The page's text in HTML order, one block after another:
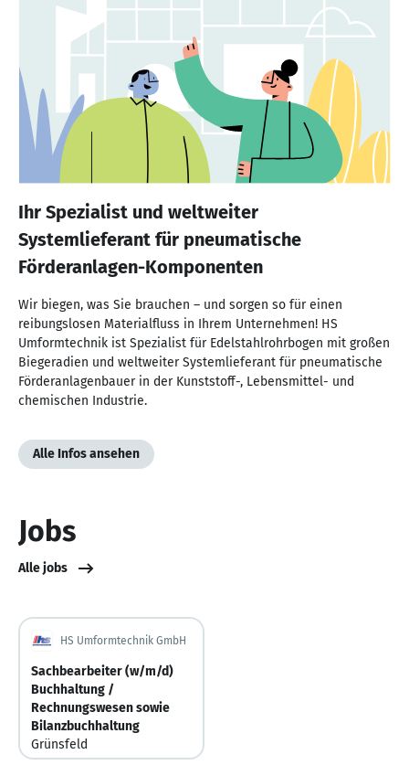
Ihr Spezialist und weltweiter
Systemlieferant für pneumatische
Förderanlagen-Komponenten
Wir biegen, was Sie brauchen – und sorgen so für einen
reibungslosen Materialfluss in Ihrem Unternehmen! HS
Umformtechnik ist Spezialist für Edelstahlrohrbogen mit großen
Biegeradien und weltweiter Systemlieferant für pneumatische
Förderanlagenbauer in der Kunststoff-, Lebensmittel- und
chemischen Industrie.
Alle Infos ansehen
Jobs
Alle jobs
HS Umformtechnik GmbH
Sachbearbeiter (w/m/d)
Buchhaltung /
Rechnungswesen sowie
Bilanzbuchhaltung
Grünsfeld